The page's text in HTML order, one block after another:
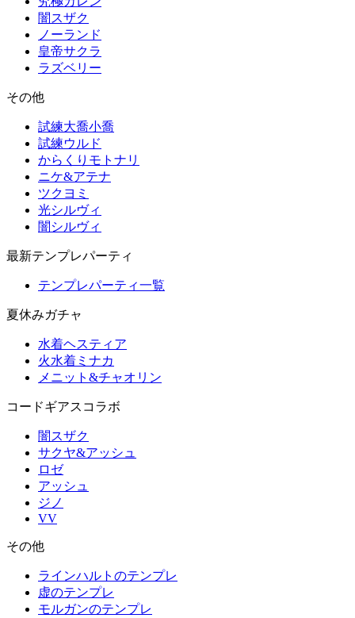
闇スザク
ノーランド
皇帝サクラ
ラズベリー
その他
試練大喬小喬
試練ウルド
からくりモトナリ
ニケ&アテナ
ツクヨミ
光シルヴィ
闇シルヴィ
最新テンプレパーティ
テンプレパーティ一覧
夏休みガチャ
水着ヘスティア
火水着ミナカ
メニット&チャオリン
コードギアスコラボ
闇スザク
サクヤ&アッシュ
ロゼ
アッシュ
ジノ
VV
その他
ラインハルトのテンプレ
虚のテンプレ
モルガンのテンプレ